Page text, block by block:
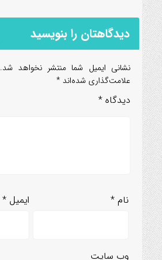
دیدگاهتان را بنویسید
نشانی ایمیل شما منتشر نخواهد شد.
علامت‌گذاری شده‌اند *
دیدگاه *
نام* ایمیل*
وب‌ سایت